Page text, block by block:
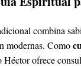
combina
modernas. Como
ofrece